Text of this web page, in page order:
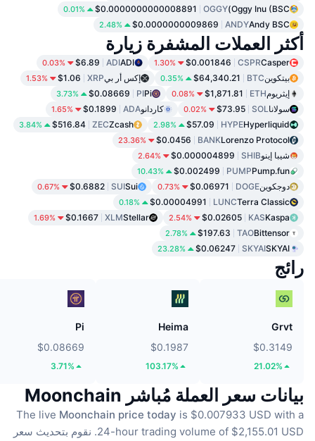
Oggy Inu (BSC)
OGGY
$0.0000000000008891
0.01%
Andy BSC
ANDY
$0.0000000009869
2.48%
أكثر العملات المشفرة زيارة
Casper
CSPR
$0.001846
1.30%
ADI
ADI
$6.89
0.03%
بيتكوينBTC
$64,340.21
0.35% إكس أر بيXRP
$1.06
1.53%
إيثريومETH
$1,871.81
0.08%
Pi
PI
$0.08669
3.73%
سولاناSOL
$73.95
0.02% كاردانوADA
$0.1899
1.65%
Hyperliquid
HYPE
$57.09
2.98%
Zcash
ZEC
$516.84
3.84%
Lorenzo Protocol
BANK
$0.0456
23.36%
شيبا إينوSHIB
$0.000004899
2.64%
Pump.fun
PUMP
$0.002499
10.43%
دوجكوينDOGE
$0.06971
0.73%
Sui
SUI
$0.6882
0.67%
Terra Classic
LUNC
$0.00004991
0.18%
Kaspa
KAS
$0.02605
2.54%
Stellar
XLM
$0.1667
1.69%
Bittensor
TAO
$197.63
2.78%
SKYAI
SKYAI
$0.06247
23.28%
رائج
Grvt
$0.3149
21.02%
Heima
$0.1987
103.17%
Pi
$0.08669
3.71%
بيانات سعر العملة مُباشر Moonchain
The live Moonchain price today is $0.007933 USD with a
24-hour trading volume of $2,155.01 USD. نقوم بتحديث سعر